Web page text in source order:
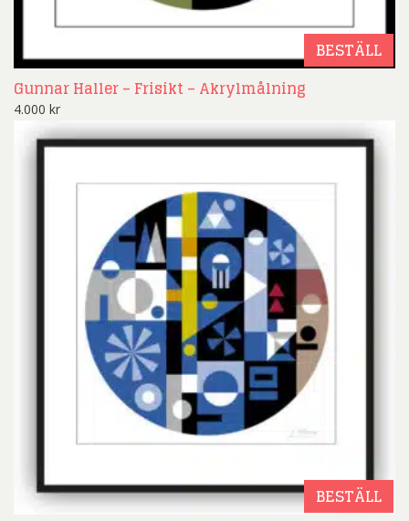
BESTÄLL
Gunnar Haller – Frisikt – Akrylmålning
4.000 kr
BESTÄLL